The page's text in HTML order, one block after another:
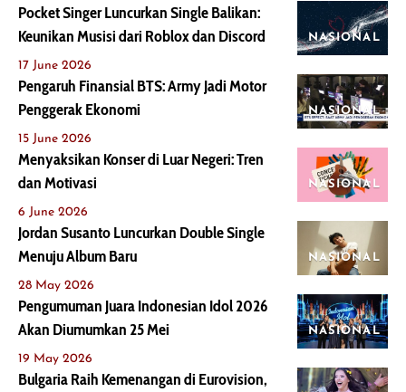
NASIONAL
Pocket Singer Luncurkan Single Balikan:
Keunikan Musisi dari Roblox dan Discord
17 June 2026
NASIONAL
Pengaruh Finansial BTS: Army Jadi Motor
Penggerak Ekonomi
15 June 2026
NASIONAL
Menyaksikan Konser di Luar Negeri: Tren
dan Motivasi
6 June 2026
NASIONAL
Jordan Susanto Luncurkan Double Single
Menuju Album Baru
28 May 2026
NASIONAL
Pengumuman Juara Indonesian Idol 2026
Akan Diumumkan 25 Mei
19 May 2026
Bulgaria Raih Kemenangan di Eurovision,